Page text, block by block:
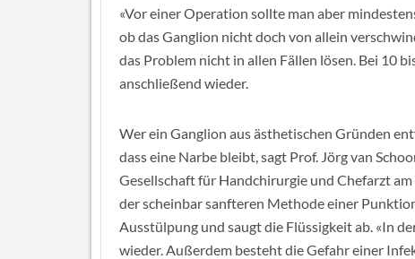
«Vor einer Operation sollte man aber
ob das Ganglion nicht doch von allein
das Problem nicht in allen Fällen lösen. Bei 10
anschließend wieder.
Wer ein Ganglion aus ästhetischen Gründen
dass eine Narbe bleibt, sagt Prof. Jörg van
Gesellschaft für Handchirurgie und Chefarzt
der scheinbar sanfteren Methode einer
Ausstülpung und saugt die Flüssigkeit ab. «In
wieder. Außerdem besteht die Gefahr einer